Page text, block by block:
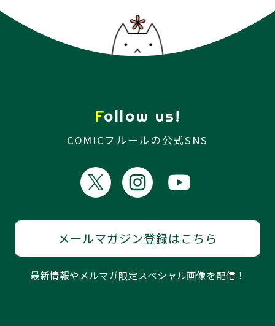
Follow us!
COMICフルールの公式SNS
メールマガジン登録はこちら
最新情報やメルマガ限定スペシャル画像を配信！